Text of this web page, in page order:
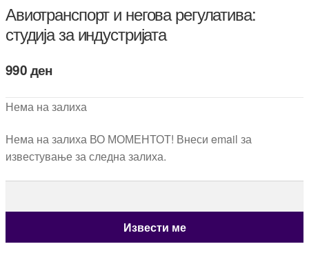
Авиотранспорт и негова регулатива:
студија за индустријата
990ден
Нема на залиха
Нема на залиха ВО МОМЕНТОТ! Внеси email за
известување за следна залиха.